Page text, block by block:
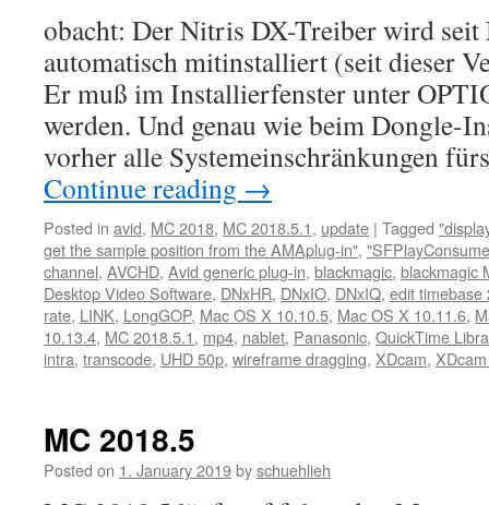
obacht: Der Nitris DX-Treiber wird
automatisch mitinstalliert (seit dieser
Er muß im Installierfenster unter
werden. Und genau wie beim Dongle-
vorher alle Systemeinschränkungen
Continue reading →
Posted in avid, MC 2018, MC 2018.5.1, update | Tagged
get the sample position from the AMAplug-in",
channel, AVCHD, Avid generic plug-in, blackmagic, blackmagic
Desktop Video Software, DNxHR, DNxIO, DNxIQ, edit timebase
rate, LINK, LongGOP, Mac OS X 10.10.5, Mac OS X 10.11.6,
10.13.4, MC 2018.5.1, mp4, nablet, Panasonic, QuickTime
intra, transcode, UHD 50p, wireframe dragging, XDcam,
MC 2018.5
Posted on 1. January 2019byschuehlieh